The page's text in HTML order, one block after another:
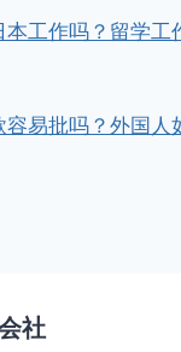
本工作吗？留学工
容易批吗？外国人
社